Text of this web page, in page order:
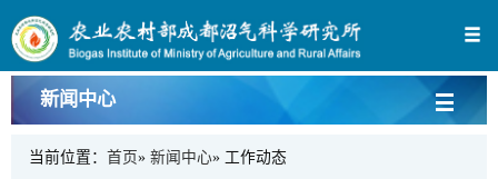
新闻中心
当前位置： 首页» 新闻中心» 工作动态